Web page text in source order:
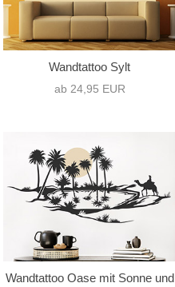
Wandtattoo Sylt
ab 24,95 EUR
Wandtattoo Oase mit Sonne und